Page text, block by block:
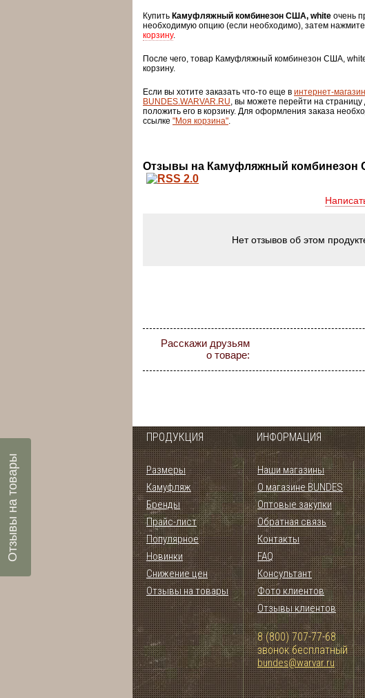
Купить Камуфляжный комбинезон США, white очень
необходимую опцию (если необходимо), затем нажмите
корзину.
После чего, товар Камуфляжный комбинезон США,
корзину.
Если вы хотите заказать что-то еще в интернет-
BUNDES.WARVAR.RU, вы можете перейти на страницу
положить его в корзину. Для оформления заказа
ссылке "Моя корзина".
Отзывы на Камуфляжный комбинезон
Нет отзывов об этом
Расскажи друзьям
о товаре:
ПРОДУКЦИЯ ИНФОРМАЦИЯ
Размеры
Камуфляж
Бренды
Прайс-лист
Популярное
Новинки
Снижение цен
Отзывы на товары
Наши магазины
О магазине BUNDES
Оптовые закупки
Обратная связь
Контакты
FAQ
Консультант
Фото клиентов
Отзывы клиентов
8 (800) 707-77-68
звонок бесплатный
bundes@warvar.ru
Отзывы на товары